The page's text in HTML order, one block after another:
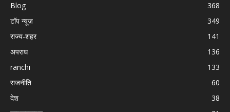
Blog
368
टॉप न्यूज़
349
राज्य-शहर
141
अपराध
136
ranchi
133
राजनीति
60
देश
38